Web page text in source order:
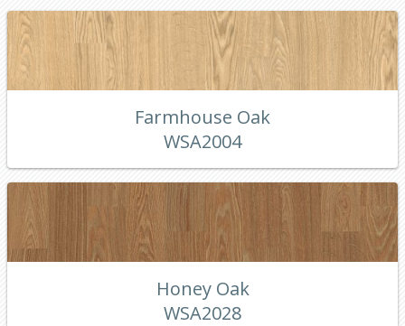
Farmhouse Oak
WSA2004
Honey Oak
WSA2028